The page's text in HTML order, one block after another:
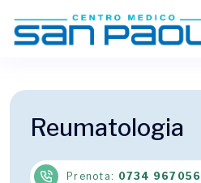
Reumatologia
Prenota: 0734 967056